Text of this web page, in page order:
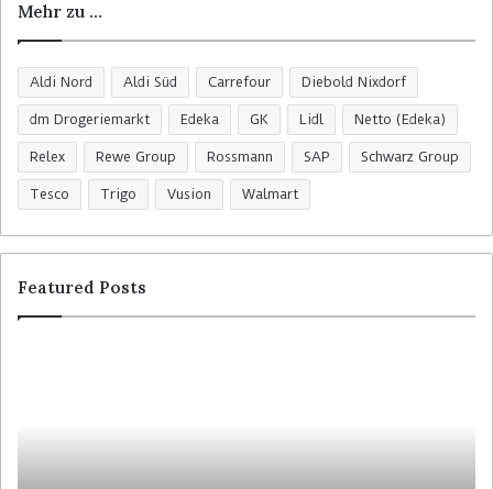
Mehr zu …
Aldi Nord Aldi Süd Carrefour Diebold Nixdorf
dm Drogeriemarkt Edeka GK Lidl Netto (Edeka)
Relex Rewe Group Rossmann SAP Schwarz Group
Tesco Trigo Vusion Walmart
Featured Posts